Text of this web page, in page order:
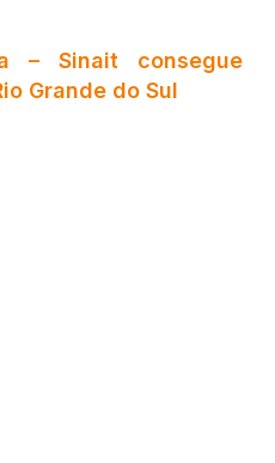
– Sinait consegue
Grande do Sul